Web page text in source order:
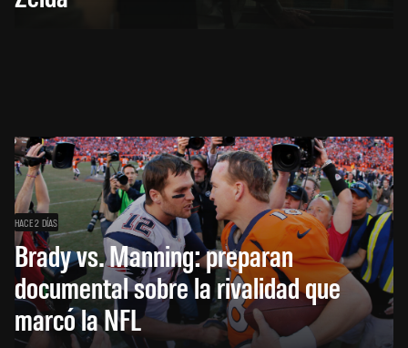
HACE 2 DÍAS
Brady vs. Manning: preparan
documental sobre la rivalidad que
marcó la NFL